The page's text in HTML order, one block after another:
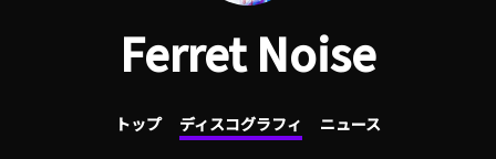
よくある質問
Ferret Noise
トップ ディスコグラフィ ニュース